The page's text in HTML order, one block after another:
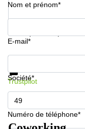
Nom et prénom*
E-mail*
Société*
Numéro de téléphone*
Informations et prix
Trustpilot